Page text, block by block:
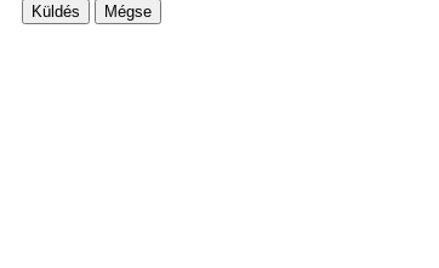
Küldés Mégse